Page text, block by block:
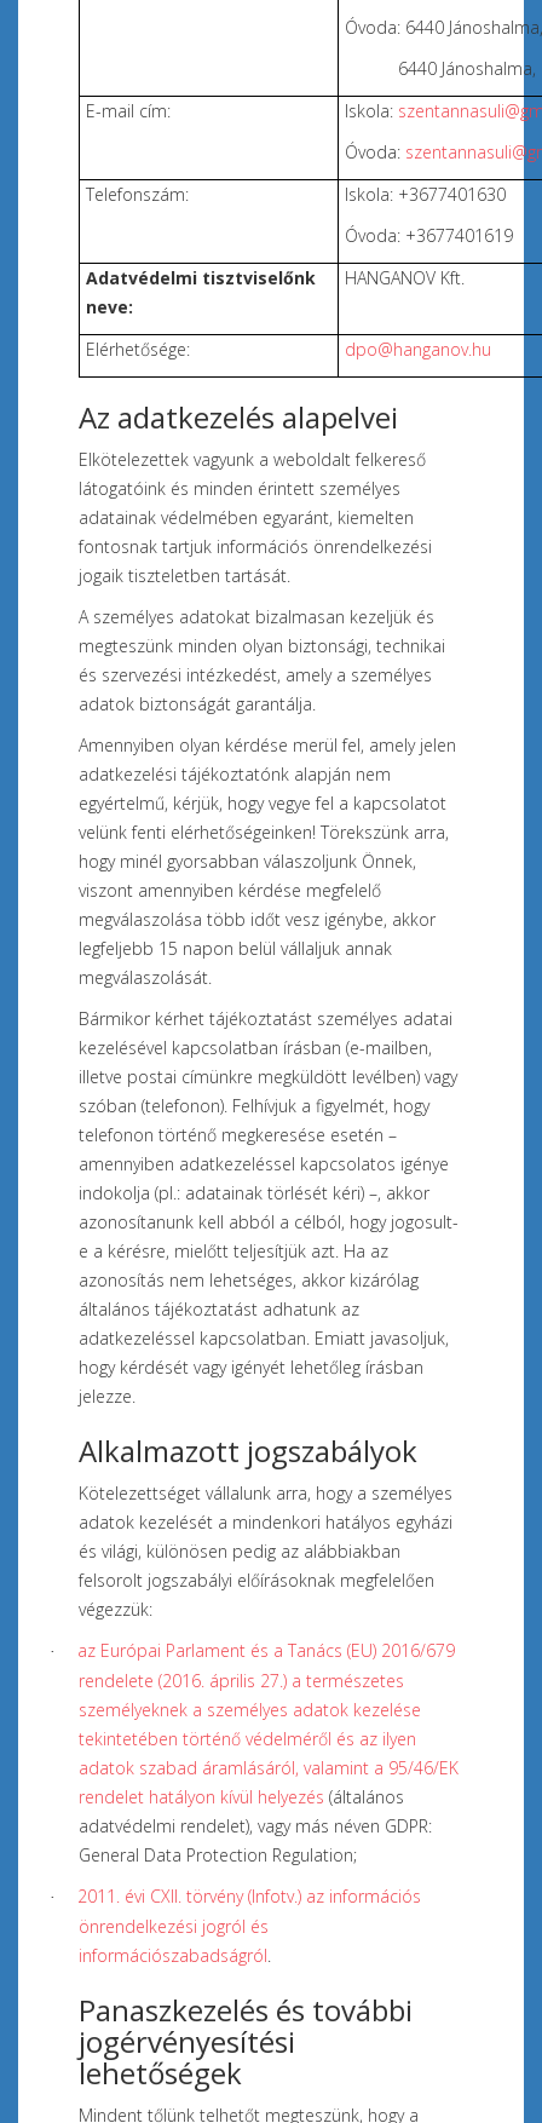
Óvoda: 6440
6440
E-mail cím:
Iskola:
Óvoda:
Telefonszám:
Iskola: +3677401630
Óvoda: +3677401619
Adatvédelmi tisztviselőnk
neve:
HANGANOV Kft.
Elérhetősége: dpo@hanganov.hu
Az adatkezelés alapelvei
Elkötelezettek vagyunk a weboldalt felkereső
látogatóink és minden érintett személyes
adatainak védelmében egyaránt, kiemelten
fontosnak tartjuk információs önrendelkezési
jogaik tiszteletben tartását.
A személyes adatokat bizalmasan kezeljük és
megteszünk minden olyan biztonsági, technikai
és szervezési intézkedést, amely a személyes
adatok biztonságát garantálja.
Amennyiben olyan kérdése merül fel, amely jelen
adatkezelési tájékoztatónk alapján nem
egyértelmű, kérjük, hogy vegye fel a kapcsolatot
velünk fenti elérhetőségeinken! Törekszünk arra,
hogy minél gyorsabban válaszoljunk Önnek,
viszont amennyiben kérdése megfelelő
megválaszolása több időt vesz igénybe, akkor
legfeljebb 15 napon belül vállaljuk annak
megválaszolását.
Bármikor kérhet tájékoztatást személyes adatai
kezelésével kapcsolatban írásban (e-mailben,
illetve postai címünkre megküldött levélben) vagy
szóban (telefonon). Felhívjuk a figyelmét, hogy
telefonon történő megkeresése esetén –
amennyiben adatkezeléssel kapcsolatos igénye
indokolja (pl.: adatainak törlését kéri) –, akkor
azonosítanunk kell abból a célból, hogy jogosult-
e a kérésre, mielőtt teljesítjük azt. Ha az
azonosítás nem lehetséges, akkor kizárólag
általános tájékoztatást adhatunk az
adatkezeléssel kapcsolatban. Emiatt javasoljuk,
hogy kérdését vagy igényét lehetőleg írásban
jelezze.
Alkalmazott jogszabályok
Kötelezettséget vállalunk arra, hogy a személyes
adatok kezelését a mindenkori hatályos egyházi
és világi, különösen pedig az alábbiakban
felsorolt jogszabályi előírásoknak megfelelően
végezzük:
·
az Európai Parlament és a Tanács (EU) 2016/679
rendelete (2016. április 27.) a természetes
személyeknek a személyes adatok kezelése
tekintetében történő védelméről és az ilyen
adatok szabad áramlásáról, valamint a 95/46/EK
rendelet hatályon kívül helyezés (általános
adatvédelmi rendelet), vagy más néven GDPR:
General Data Protection Regulation;
·
2011. évi CXII. törvény (Infotv.) az információs
önrendelkezési jogról és
információszabadságról.
Panaszkezelés és további
jogérvényesítési
lehetőségek
Mindent tőlünk telhetőt megteszünk, hogy a